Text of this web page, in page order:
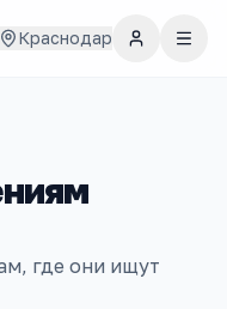
Краснодар
где они ищут